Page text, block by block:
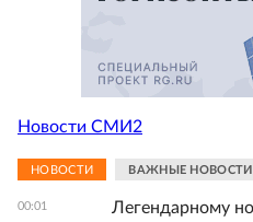
Новости СМИ2
НОВОСТИ ВАЖНЫЕ НОВОСТИ
00:01
Легендарному